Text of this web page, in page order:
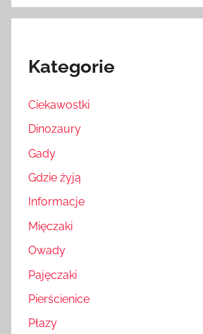
Kategorie
Ciekawostki
Dinozaury
Gady
Gdzie żyją
Informacje
Mięczaki
Owady
Pajęczaki
Pierścienice
Płazy